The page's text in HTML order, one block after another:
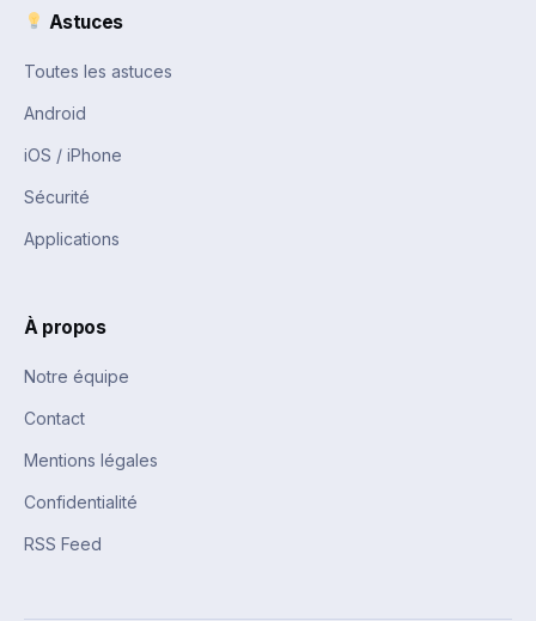
Astuces
Toutes les astuces
Android
iOS / iPhone
Sécurité
Applications
À propos
Notre équipe
Contact
Mentions légales
Confidentialité
RSS Feed